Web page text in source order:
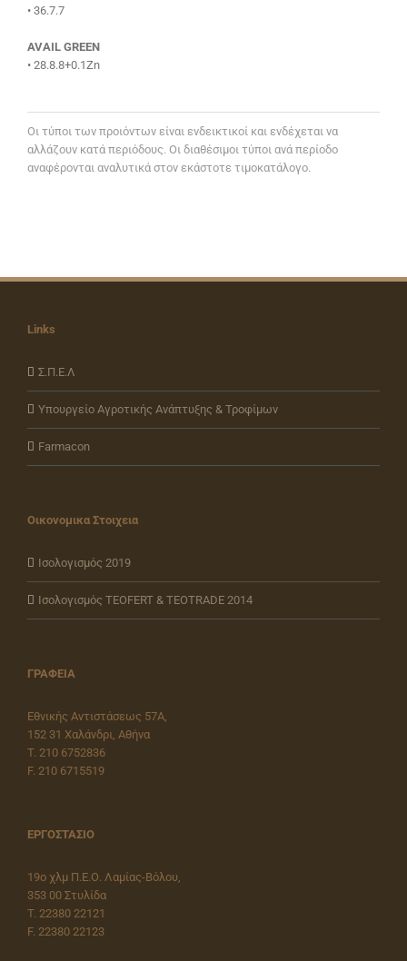
• 36.7.7
AVAIL GREEN
• 28.8.8+0.1Zn
Oι τύποι των προιόντων είναι ενδεικτικοί και ενδέχεται να
αλλάζουν κατά περιόδους. Οι διαθέσιμοι τύποι ανά περίοδο
αναφέρονται αναλυτικά στον εκάστοτε τιμοκατάλογο.
Links
Σ.Π.Ε.Λ
Υπουργείο Αγροτικής Ανάπτυξης & Τροφίμων
Farmacon
Οικονομικα Στοιχεια
Ισολογισμός 2019
Ισολογισμός ΤEOFERT & TEOTRADE 2014
ΓΡΑΦΕΙΑ
Εθνικής Αντιστάσεως 57Α,
152 31 Χαλάνδρι, Αθήνα
T. 210 6752836
F. 210 6715519
ΕΡΓΟΣΤΑΣΙΟ
19o χλμ Π.Ε.Ο. Λαμίας-Βόλου,
353 00 Στυλίδα
T. 22380 22121
F. 22380 22123